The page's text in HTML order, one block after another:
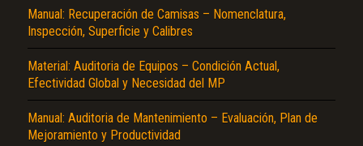
Manual: Recuperación de Camisas – Nomenclatura,
Inspección, Superficie y Calibres
Material: Auditoria de Equipos – Condición Actual,
Efectividad Global y Necesidad del MP
Manual: Auditoria de Mantenimiento – Evaluación, Plan de
Mejoramiento y Productividad